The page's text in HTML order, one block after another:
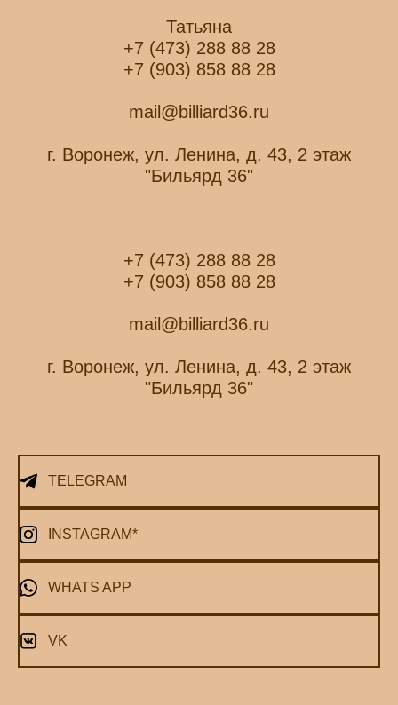
Татьяна
+7 (473) 288 88 28
+7 (903) 858 88 28
mail@billiard36.ru
г. Воронеж, ул. Ленина, д. 43, 2 этаж
"Бильярд 36"
+7 (473) 288 88 28
+7 (903) 858 88 28
mail@billiard36.ru
г. Воронеж, ул. Ленина, д. 43, 2 этаж
"Бильярд 36"
TELEGRAM
INSTAGRAM*
WHATS APP
VK